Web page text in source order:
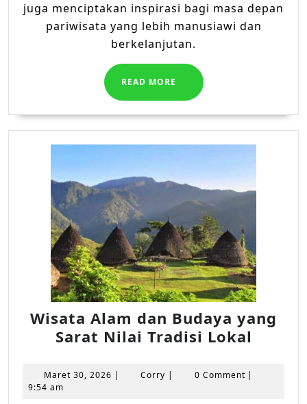
juga menciptakan inspirasi bagi masa depan
pariwisata yang lebih manusiawi dan
berkelanjutan.
READ MORE
READ
MORE
Wisata Alam dan Budaya yang
Sarat Nilai Tradisi Lokal
Maret 30, 2026 Maret
| Corry Corry
| 0 Comment |
9:54 am